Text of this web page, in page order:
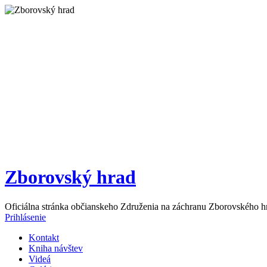
Zborovský hrad
Oficiálna stránka občianskeho Združenia na záchranu Zborovského
Prihlásenie
Kontakt
Kniha návštev
Videá